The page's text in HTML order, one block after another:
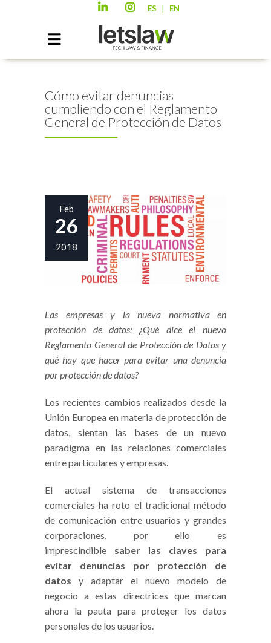
ES EN
Cómo evitar denuncias
cumpliendo con el Reglamento
General de Protección de Datos
Feb
26
2018
Las empresas y la nueva normativa en
protección de datos: ¿Qué dice el nuevo
Reglamento General de Protección de Datos y
qué hay que hacer para evitar una denuncia
por protección de datos?
Los recientes cambios realizados desde la
Unión Europea en materia de protección de
datos, sientan las bases de un nuevo
paradigma en las relaciones comerciales
entre particulares y empresas.
El actual sistema de transacciones
comerciales ha roto el tradicional método
de comunicación entre usuarios y grandes
corporaciones, por ello es
imprescindible saber las claves para
evitar denuncias por protección de
datos y adaptar el nuevo modelo de
negocio a estas directrices que marcan
ahora la pauta para proteger los datos
personales de los usuarios.